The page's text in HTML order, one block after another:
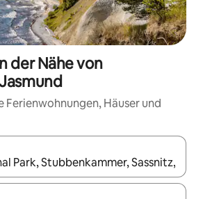
der Nähe von
Ferienwohnungen, Häuser und
verfügbar sind, navigiere mit den